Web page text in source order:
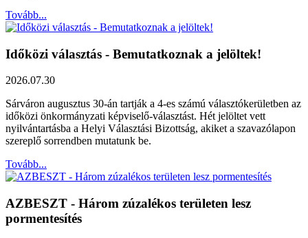
Tovább...
Időközi választás - Bemutatkoznak a jelöltek!
2026.07.30
Sárváron augusztus 30-án tartják a 4-es számú választókerületben az
időközi önkormányzati képviselő-választást. Hét jelöltet vett
nyilvántartásba a Helyi Választási Bizottság, akiket a szavazólapon
szereplő sorrendben mutatunk be.
Tovább...
AZBESZT - Három zúzalékos területen lesz
pormentesítés